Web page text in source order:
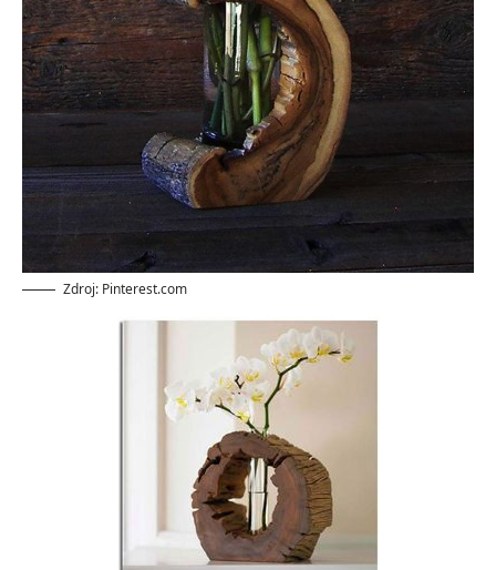
Zdroj: Pinterest.com